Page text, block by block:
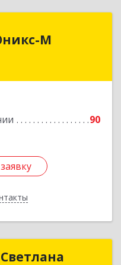
М
90
Оникс-М
Сафоновский р-н,
Светлана